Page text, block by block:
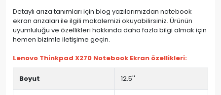
Detaylı arıza tanımları için blog yazılarımızdan notebook
ekran arızaları ile ilgili makalemizi okuyabilirsiniz. Ürünün
uyumluluğu ve özellikleri hakkında daha fazla bilgi almak için
hemen bizimle iletişime geçin.
Lenovo Thinkpad X270 Notebook Ekran özellikleri:
Boyut 12.5''